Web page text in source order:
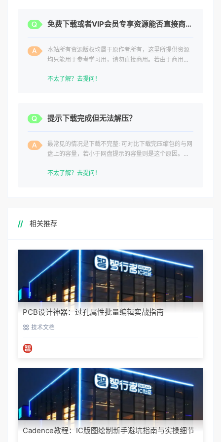
免费下载或者VIP会员专享资源能否直接商用？
本站所有资源版权均属于原作者所有，这里所提供资源
均只能用于参考学习用，请勿直接商用。若由于商用引
不太了解？去提问！
提示下载完成但无法解压？
最常见的情况是下载不完整: 可对比下载完压缩包的与网
盘上的容量，若小于网盘提示的容量则是这个原因。这
不太了解？去提问！
相关推荐
PCB设计神器：过孔属性批量编辑实战指南
技术文档
Cadence教程：IC版图绘制新手避坑指南与实操细节